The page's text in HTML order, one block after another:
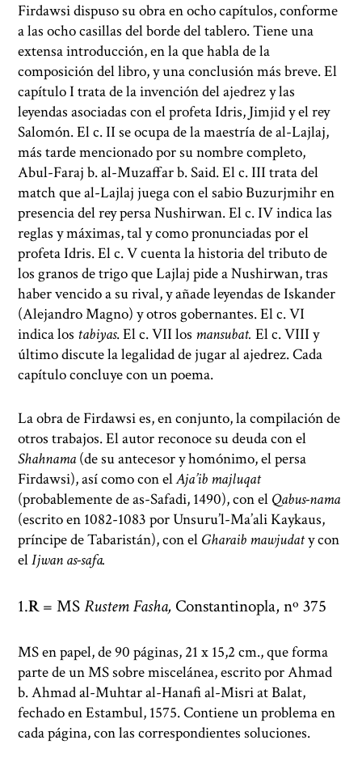
Firdawsi dispuso su obra en ocho capítulos, conforme
a las ocho casillas del borde del tablero. Tiene una
extensa introducción, en la que habla de la
composición del libro, y una conclusión más breve. El
capítulo I trata de la invención del ajedrez y las
leyendas asociadas con el profeta Idris, Jimjid y el rey
Salomón. El c. II se ocupa de la maestría de al-Lajlaj,
más tarde mencionado por su nombre completo,
Abul-Faraj b. al-Muzaffar b. Said. El c. III trata del
match que al-Lajlaj juega con el sabio Buzurjmihr en
presencia del rey persa Nushirwan. El c. IV indica las
reglas y máximas, tal y como pronunciadas por el
profeta Idris. El c. V cuenta la historia del tributo de
los granos de trigo que Lajlaj pide a Nushirwan, tras
haber vencido a su rival, y añade leyendas de Iskander
(Alejandro Magno) y otros gobernantes. El c. VI
indica los tabiyas. El c. VII los mansubat.El c. VIII y
último discute la legalidad de jugar al ajedrez. Cada
capítulo concluye con un poema.
La obra de Firdawsi es, en conjunto, la compilación de
otros trabajos. El autor reconoce su deuda con el
Shahnama(de su antecesor y homónimo, el persa
Firdawsi), así como con elAja’ib majluqat
(probablemente de as-Safadi, 1490), con el Qabus-nama
(escrito en 1082-1083 por Unsuru’l-Ma’ali Kaykaus,
príncipe de Tabaristán), con el Gharaib mawjudaty con
elIjwan as-safa.
R= MSRustem Fasha, Constantinopla, nº 375
MS en papel, de 90 páginas, 21 x 15,2 cm., que forma
parte de un MS sobre miscelánea, escrito por Ahmad
b. Ahmad al-Muhtar al-Hanafi al-Misri at Balat,
fechado en Estambul, 1575. Contiene un problema en
cada página, con las correspondientes soluciones.